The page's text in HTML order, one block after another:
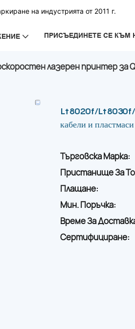
на индустрията от 2011 г.
ПРИСЪЕДИНЕТЕ СЕ КЪМ
лазерен принтер за
Lt8020f/Lt8030f/
кабели и пластмаси
Търговска Марка:
Пристанище За
Плащане:
Мин. Поръчка:
Време За
Сертифициране: